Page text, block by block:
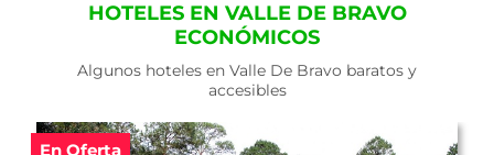
HOTELES EN VALLE DE BRAVO
ECONÓMICOS
Algunos hoteles en Valle De Bravo baratos y
accesibles